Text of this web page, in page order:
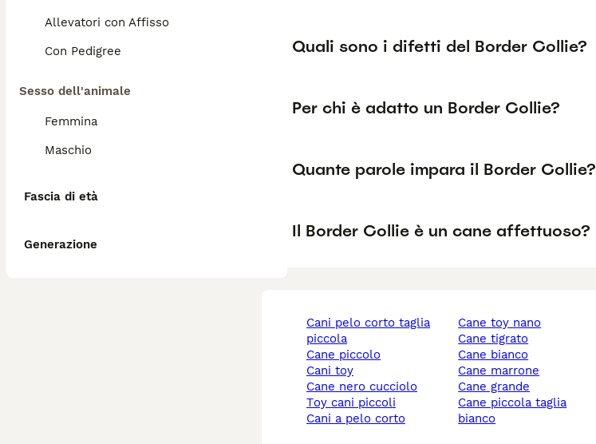
Allevatori con Affisso
Con Pedigree
Sesso dell'animale
Femmina
Maschio
Fascia di età
Generazione
Quali sono i difetti del Border Collie?
Per chi è adatto un Border Collie?
Quante parole impara il Border Collie?
Il Border Collie è un cane affettuoso?
cani pelo corto taglia
piccola
cane piccolo
cani toy
cane nero cucciolo
toy cani piccoli
cani a pelo corto
cane toy nano
cane tigrato
cane bianco
cane marrone
cane grande
cane piccola taglia
bianco